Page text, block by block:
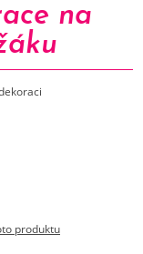
na
produktu